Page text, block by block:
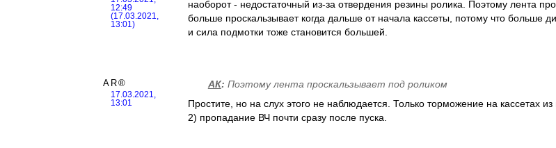
12:49
(17.03.2021,
13:01)
наоборот - недостаточный из-за отвердения резины ролика. Поэтому лента
больше проскальзывает когда дальше от начала кассеты, потому что больше
и сила подмотки тоже становится большей.
AR®
17.03.2021,
13:01
АК: Поэтому лента проскальзывает под роликом
Простите, но на слух этого не наблюдается. Только торможение на кассетах
2) пропадание ВЧ почти сразу после пуска.